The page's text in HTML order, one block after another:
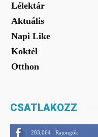
Lélektár
Aktuális
Napi Like
Koktél
Otthon
CSATLAKOZZ
283,064 Rajongók